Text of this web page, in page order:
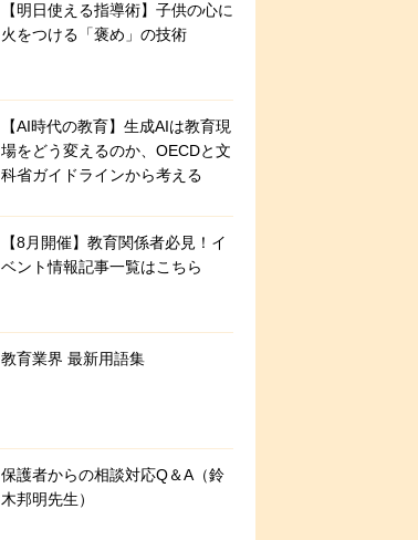
【明日使える指導術】子供の心に
火をつける「褒め」の技術
【AI時代の教育】生成AIは教育現
場をどう変えるのか、OECDと文
科省ガイドラインから考える
【8月開催】教育関係者必見！イ
ベント情報記事一覧はこちら
教育業界 最新用語集
保護者からの相談対応Q＆A（鈴
木邦明先生）